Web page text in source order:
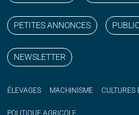
PETITES ANNONCES
NEWSLETTER
ÉLEVAGES MACHINISME CULTURES